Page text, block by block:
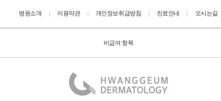
병원소개 | 이용약관 | 개인정보취급방침 | 진료안내 | 오시는길
비급여 항목